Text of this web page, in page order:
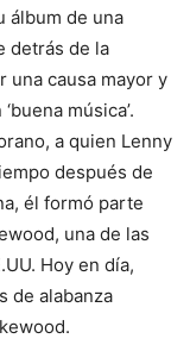
álbum de una
detrás de la
una causa mayor y
música’.
a quien Lenny
después de
él formó parte
una de las
Hoy en día,
de alabanza